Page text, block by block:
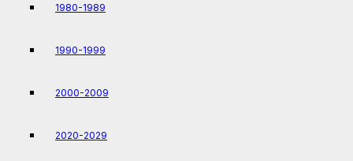
1980-1989
1990-1999
2000-2009
2020-2029